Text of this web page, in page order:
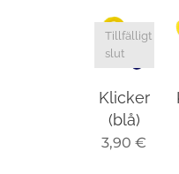
Klicker
(blå)
Tillfälligt
slut
3,90 €